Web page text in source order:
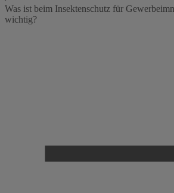
Was ist beim Insektenschutz für
wichtig?